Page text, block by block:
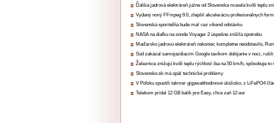
Ďalšia jadrová elektráreň južne od Slovenska musela kvôli teplu
Vydaný nový FFmpeg 9.0, zlepšil akceleráciu profesionálnych
Slovenská sporiteľňa bude mať cez víkend odstávku
NASA na diaľku na sonde Voyager 2 úspešne znížila spotrebu
Maďarsko jadrovú elektráreň nakoniec kompletne neodstavilo,
Súd zakázal samojazdiacim Google taxíkom dobíjanie v noci,
Železnice znižujú kvôli teplu rýchlosť iba na 50 km/h, spôsobuje to
Slovensko.sk má opäť technické problémy
V Poľsku spustili takmer gigawatthodinové úložisko, z LiFePO4
Telekom pridal 12 GB balík pre Easy, chce zaň 12 eur